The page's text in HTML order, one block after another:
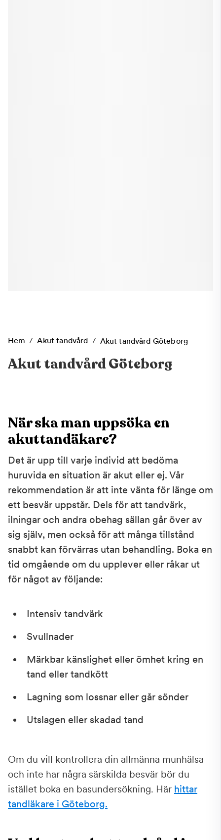
Hem / Akut tandvård / Akut tandvård Göteborg
Akut tandvård Göteborg
När ska man uppsöka en
akuttandäkare?
Det är upp till varje individ att bedöma
huruvida en situation är akut eller ej. Vår
rekommendation är att inte vänta för länge om
ett besvär uppstår. Dels för att tandvärk,
ilningar och andra obehag sällan går över av
sig själv, men också för att många tillstånd
snabbt kan förvärras utan behandling. Boka en
tid omgående om du upplever eller råkar ut
för något av följande:
Intensiv tandvärk
Svullnader
Märkbar känslighet eller ömhet kring en
tand eller tandkött
Lagning som lossnar eller går sönder
Utslagen eller skadad tand
Om du vill kontrollera din allmänna munhälsa
och inte har några särskilda besvär bör du
istället boka en basundersökning. Här hittar
tandläkare i Göteborg.